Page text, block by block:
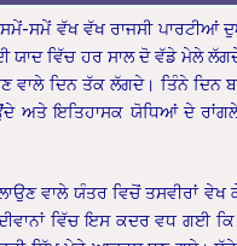
ਸਮੇਂ ਵੱਖ ਵੱਖ ਰਾਜਸੀ ਪਾਰਟੀਆਂ
ਯਾਦ ਵਿੱਚ ਹਰ ਸਾਲ ਦੋ ਵੱਡੇ ਮੇਲੇ
ਦਿਨ ਤੱਕ ਲੱਗਦੇ। ਤਿੰਨੇ ਦਿਨ
ਅਤੇ ਇਤਿਹਾਸਕ ਯੋਧਿਆਂ ਦੇ
ਵਾਲੇ ਯੰਤਰ ਵਿਚੋਂ ਤਸਵੀਰਾਂ
ਵਿੱਚ ਇਸ ਕਦਰ ਵਧ ਗਈ